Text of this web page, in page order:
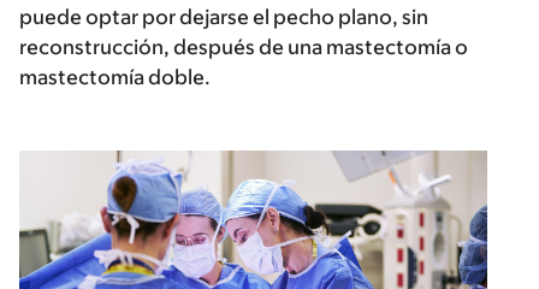
puede optar por dejarse el pecho plano, sin
reconstrucción, después de una mastectomía o
mastectomía doble.